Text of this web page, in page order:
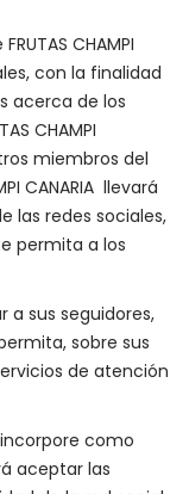
CHAMPI
con la finalidad
acerca de los
CHAMPI
miembros del
CANARIA llevará
las redes sociales,
permita a los
a sus seguidores,
sobre sus
de atención
como
aceptar las